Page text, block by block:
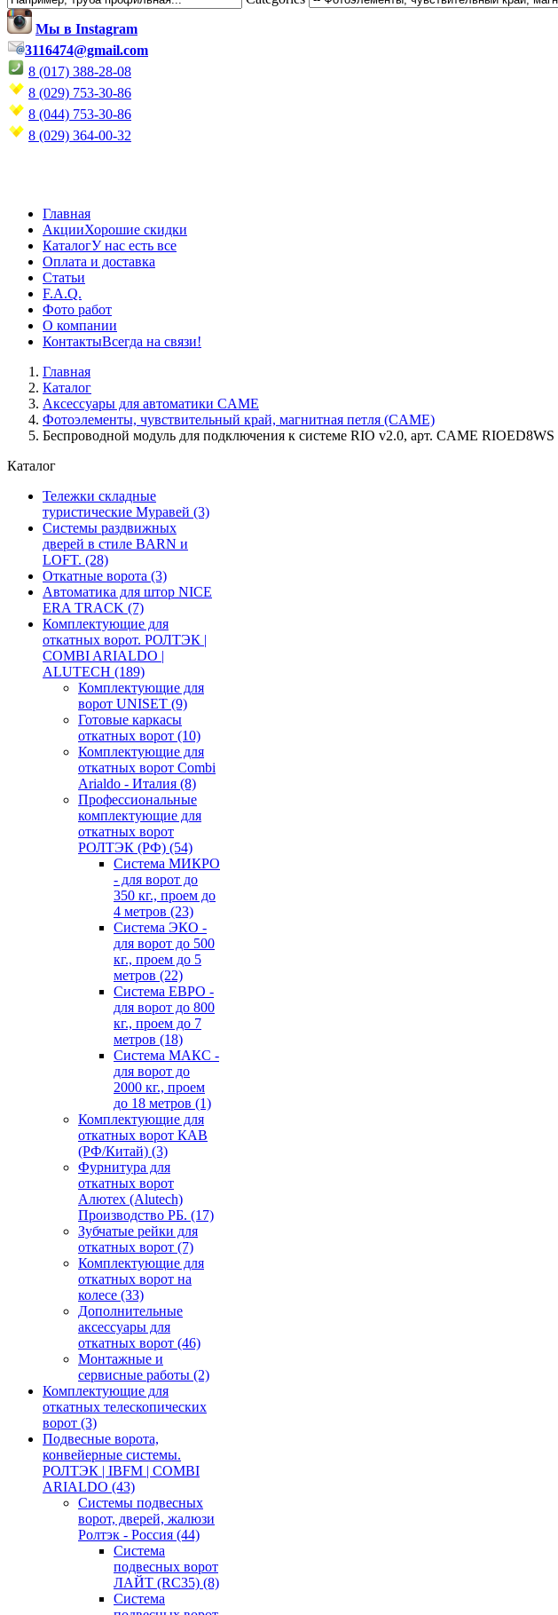
Мы в Instagram
3116474@gmail.com
8 (017) 388-28-08
8 (029) 753-30-86
8 (044) 753-30-86
8 (029) 364-00-32
Главная
АкцииХорошие скидки
КаталогУ нас есть все
Оплата и доставка
Статьи
F.A.Q.
Фото работ
О компании
КонтактыВсегда на связи!
Главная
Каталог
Аксессуары для автоматики CAME
Фотоэлементы, чувствительный край, магнитная петля (CAME)
Беспроводной модуль для подключения к системе RIO v2.0, арт. CAME RIOED8WS
Каталог
Тележки складные
туристические Муравей (3)
Системы раздвижных
дверей в стиле BARN и
LOFT. (28)
Откатные ворота (3)
Автоматика для штор NICE
ERA TRACK (7)
Комплектующие для
откатных ворот. РОЛТЭК |
COMBI ARIALDO |
ALUTECH (189)
Комплектующие для
ворот UNISET (9)
Готовые каркасы
откатных ворот (10)
Комплектующие для
откатных ворот Combi
Arialdo - Италия (8)
Профессиональные
комплектующие для
откатных ворот
РОЛТЭК (РФ) (54)
Система МИКРО
- для ворот до
350 кг., проем до
4 метров (23)
Система ЭКО -
для ворот до 500
кг., проем до 5
метров (22)
Система ЕВРО -
для ворот до 800
кг., проем до 7
метров (18)
Система МАКС -
для ворот до
2000 кг., проем
до 18 метров (1)
Комплектующие для
откатных ворот КАВ
(РФ/Китай) (3)
Фурнитура для
откатных ворот
Алютех (Alutech)
Производство РБ. (17)
Зубчатые рейки для
откатных ворот (7)
Комплектующие для
откатных ворот на
колесе (33)
Дополнительные
аксессуары для
откатных ворот (46)
Монтажные и
сервисные работы (2)
Комплектующие для
откатных телескопических
ворот (3)
Подвесные ворота,
конвейерные системы.
РОЛТЭК | IBFM | COMBI
ARIALDO (43)
Системы подвесных
ворот, дверей, жалюзи
Ролтэк - Россия (44)
Система
подвесных ворот
ЛАЙТ (RC35) (8)
Система